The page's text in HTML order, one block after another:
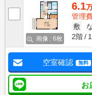
画像 : 6枚
6.1
管理
敷
2階
空室確認 無料
お